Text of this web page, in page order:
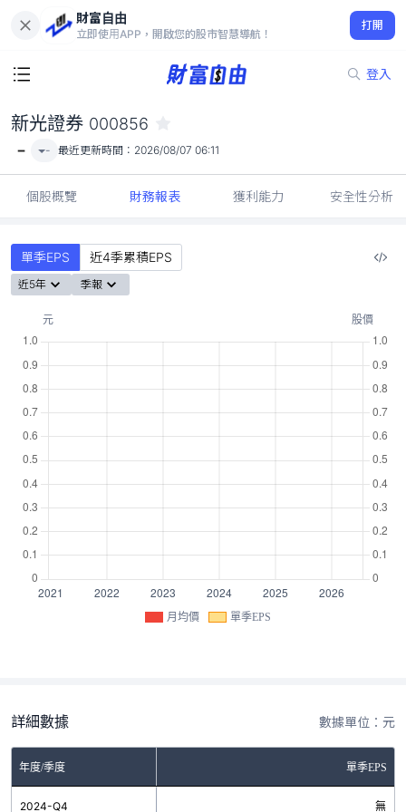
財富自由
立即使用APP，開啟您的股市智慧導航！
打開
登入
-
新光證券 000856
- - 最近更新時間： 2026/08/07 06:11
個股概覽 財務報表 獲利能力 安全性分析
單季EPS 近4季累積EPS
近5年 季報
月均價 單季EPS
詳細數據 數據單位：元
年度/季度 單季EPS
2024-Q4 無